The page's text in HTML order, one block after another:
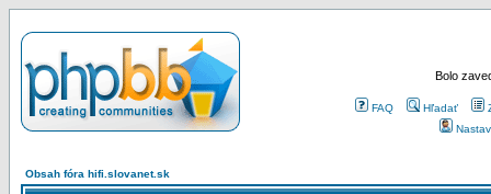
Bolo
FAQ Hľadať
Obsah fóra hifi.slovanet.sk